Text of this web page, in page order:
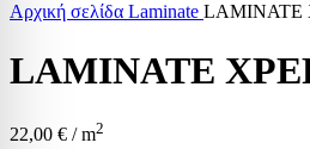
Αρχική σελίδα Laminate LAMINATE
LAMINATE
22,00 € / m2